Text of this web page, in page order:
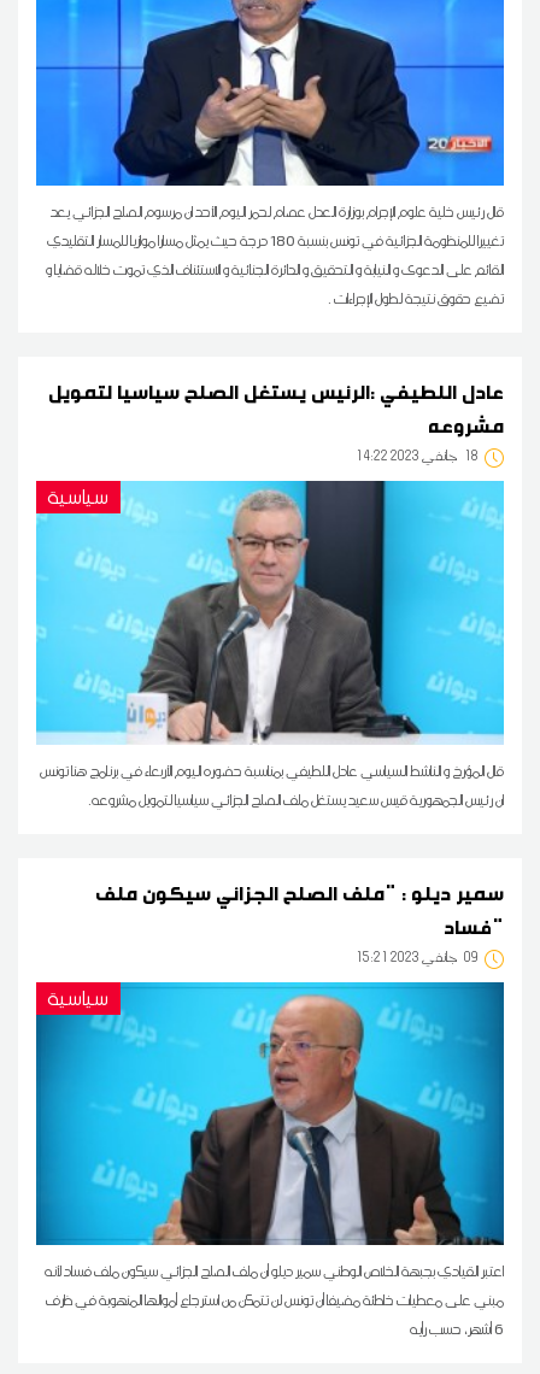
قال رئيس خلية علوم الإجرام بوزارة العدل عصام لحمر اليوم الأحد ان مرسوم الصلح الجزائي يعد
تغييرا للمنظومة الجزائية في تونس بنسبة 180 درجة حيث يمثل مسارا موازيا للمسار التقليدي
القائم على الدعوى و النيابة و التحقيق و الدائرة الجنائية و الاستئناف الذي تموت خلاله قضايا و
تضيع حقوق نتيجة لطول الإجراءات .
عادل اللطيفي :الرئيس يستغل الصلح سياسيا لتمويل
مشروعه
18 14:22 2023 جانفي
سياسية
قال المؤرخ و الناشط السياسي عادل اللطيفي بمناسبة حضوره اليوم الأربعاء في برنامج هنا تونس
ان رئيس الجمهورية قيس سعيد يستغل ملف الصلح الجزائي سياسيا لتمويل مشروعه.
سمير ديلو : "ملف الصلح الجزائي سيكون ملف
فساد"
09 15:21 2023 جانفي
سياسية
اعتبر القيادي بجبهة الخلاص الوطني سمير ديلو أن ملف الصلح الجزائي سيكون ملف فساد لأنه
مبني على معطيات خاطئة مضيفا أن تونس لن تتمكن من استرجاع أموالها المنهوبة في ظرف
6 أشهر، حسب رأيه